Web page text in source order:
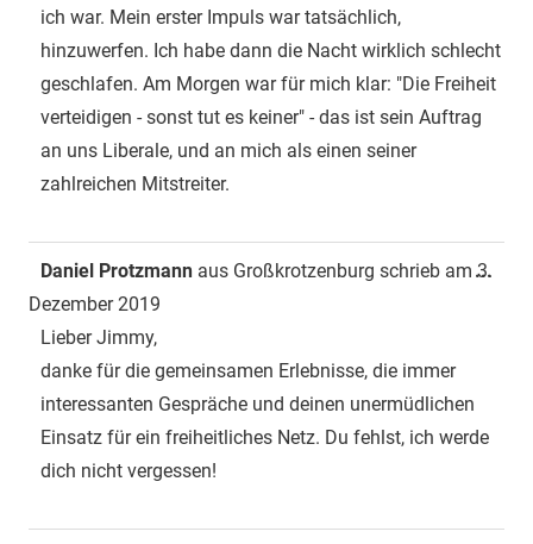
ich war. Mein erster Impuls war tatsächlich,
hinzuwerfen. Ich habe dann die Nacht wirklich schlecht
geschlafen. Am Morgen war für mich klar: "Die Freiheit
verteidigen - sonst tut es keiner" - das ist sein Auftrag
an uns Liberale, und an mich als einen seiner
zahlreichen Mitstreiter.
Daniel Protzmann aus Großkrotzenburg schrieb am 3.
Dezember 2019
Lieber Jimmy,
danke für die gemeinsamen Erlebnisse, die immer
interessanten Gespräche und deinen unermüdlichen
Einsatz für ein freiheitliches Netz. Du fehlst, ich werde
dich nicht vergessen!
...